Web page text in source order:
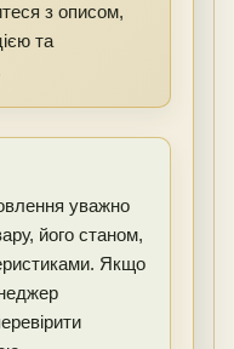
з описом,
та
уважно
його станом,
Якщо